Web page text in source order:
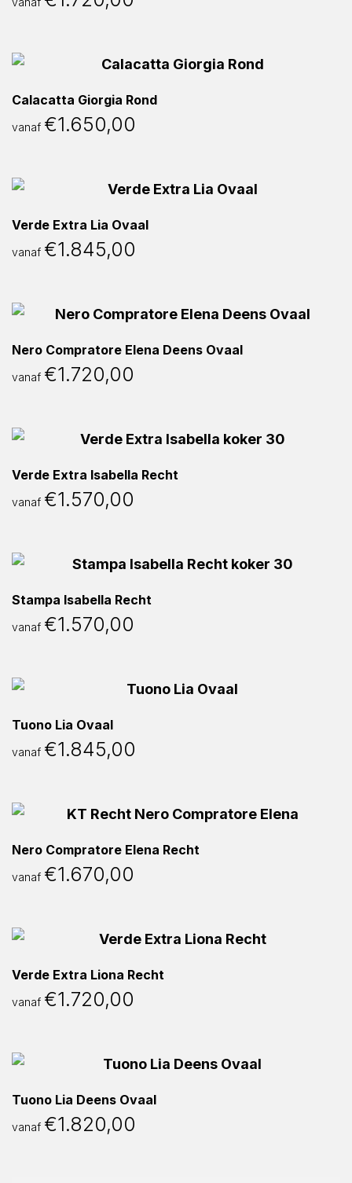
Calacatta Giorgia Rond
vanaf €1.650,00
Verde Extra Lia Ovaal
vanaf €1.845,00
Nero Compratore Elena Deens Ovaal
vanaf €1.720,00
Verde Extra Isabella Recht
vanaf €1.570,00
Stampa Isabella Recht
vanaf €1.570,00
Tuono Lia Ovaal
vanaf €1.845,00
Nero Compratore Elena Recht
vanaf €1.670,00
Verde Extra Liona Recht
vanaf €1.720,00
Tuono Lia Deens Ovaal
vanaf €1.820,00